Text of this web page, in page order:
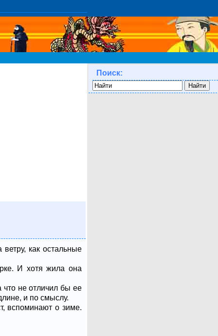
как остальные
И хотя жила она
что не отличил бы ее
и по смыслу.
вспоминают о зиме.
Поиск: